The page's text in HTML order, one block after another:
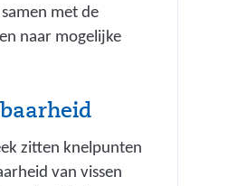
met de
naar mogelijke
zitten knelpunten
van vissen